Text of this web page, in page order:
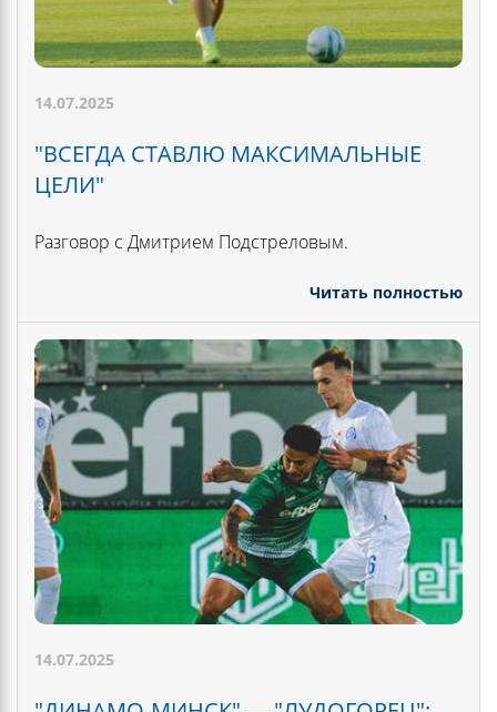
14.07.2025
"ВСЕГДА СТАВЛЮ МАКСИМАЛЬНЫЕ
ЦЕЛИ"
Разговор с Дмитрием Подстреловым.
Читать полностью
14.07.2025